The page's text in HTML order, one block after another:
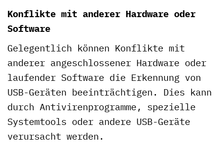
Konflikte mit anderer Hardware oder
Software
Gelegentlich können Konflikte mit
anderer angeschlossener Hardware oder
laufender Software die Erkennung von
USB-Geräten beeinträchtigen. Dies kann
durch Antivirenprogramme, spezielle
Systemtools oder andere USB-Geräte
verursacht werden.